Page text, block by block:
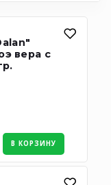
вера с
В КОРЗИНУ